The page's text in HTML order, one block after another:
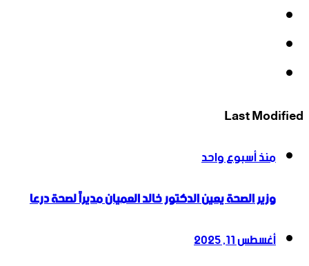
Last Modified
منذ أسبوع واحد
وزير الصحة يعين الدكتور خالد العميان مديراً لصحة درعا
أغسطس 11, 2025